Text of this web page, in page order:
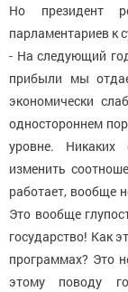
Но президент
парламентариев к
- На следующий
прибыли мы
экономически
одностороннем
уровне.
изменить
работает, вообще
Это вообще
государство! Как
программах? Это
этому поводу